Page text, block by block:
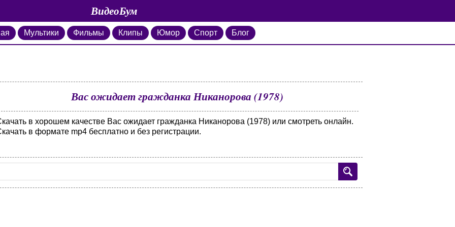
ВидеоБум
Мультики Фильмы Клипы Юмор Спорт Блог
Вас ожидает гражданка Никанорова (1978)
в хорошем качестве Вас ожидает гражданка Никанорова (1978) или смотреть онлайн.
в формате mp4 бесплатно и без регистрации.